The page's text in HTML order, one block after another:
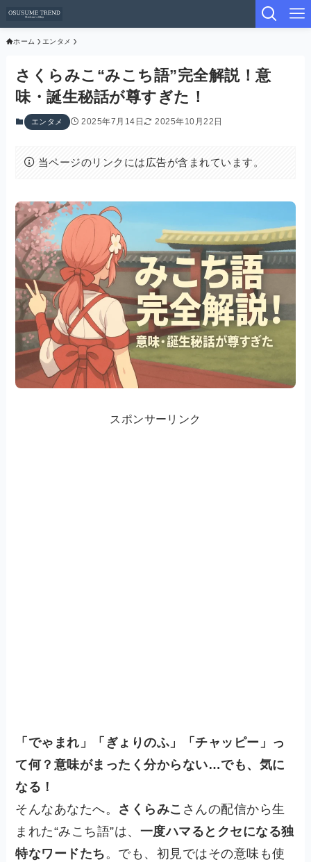
ホーム エンタメ
さくらみこ“みこち語”完全解説！意
味・誕生秘話が尊すぎた！
エンタメ 2025年7月14日 2025年10月22日
当ページのリンクには広告が含まれています。
スポンサーリンク
「でゃまれ」「ぎょりのふ」「チャッピー」っ
て何？意味がまったく分からない…でも、気に
なる！
そんなあなたへ。 さくらみこ さんの配信から生
まれた“みこち語”は、 一度ハマるとクセになる独
特なワードたち。でも、初見ではその意味も使